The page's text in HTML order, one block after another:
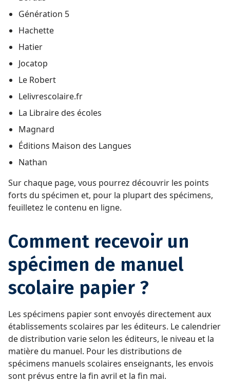
Génération 5
Hachette
Hatier
Jocatop
Le Robert
Lelivrescolaire.fr
La Libraire des écoles
Magnard
Éditions Maison des Langues
Nathan
Sur chaque page, vous pourrez découvrir les points
forts du spécimen et, pour la plupart des spécimens,
feuilletez le contenu en ligne.
Comment recevoir un
spécimen de manuel
scolaire papier ?
Les spécimens papier sont envoyés directement aux
établissements scolaires par les éditeurs. Le calendrier
de distribution varie selon les éditeurs, le niveau et la
matière du manuel. Pour les distributions de
spécimens manuels scolaires enseignants, les envois
sont prévus entre la fin avril et la fin mai.